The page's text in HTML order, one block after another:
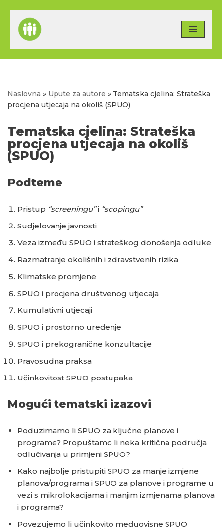
Skip
content
Naslovna » Upute za autore » Tematska cjelina: Strateška
procjena utjecaja na okoliš (SPUO)
Tematska cjelina: Strateška
procjena utjecaja na okoliš
(SPUO)
Podteme
Pristup “screeningu”i “scopingu”
Sudjelovanje javnosti
Veza između SPUO i strateškog donošenja odluke
Razmatranje okolišnih i zdravstvenih rizika
Klimatske promjene
SPUO i procjena društvenog utjecaja
Kumulativni utjecaji
SPUO i prostorno uređenje
SPUO i prekogranične konzultacije
Pravosudna praksa
Učinkovitost SPUO postupaka
Mogući tematski izazovi
Poduzimamo li SPUO za ključne planove i
programe? Propuštamo li neka kritična područja
odlučivanja u primjeni SPUO?
Kako najbolje pristupiti SPUO za manje izmjene
planova/programa i SPUO za planove i programe u
vezi s mikrolokacijama i manjim izmjenama planova
i programa?
Povezujemo li učinkovito međuovisne SPUO